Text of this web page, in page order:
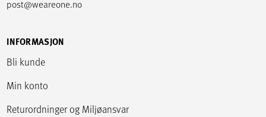
post@weareone.no
INFORMASJON
Bli kunde
Min konto
Returordninger og Miljøansvar